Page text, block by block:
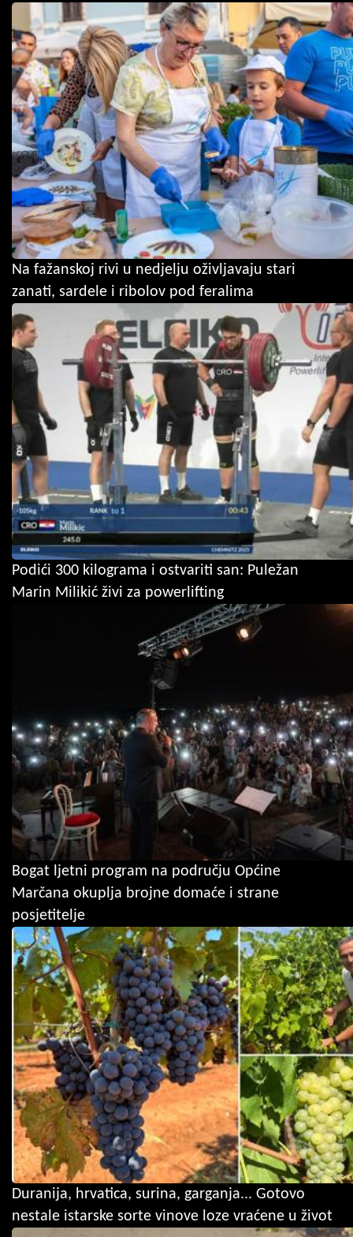
Na fažanskoj rivi u nedjelju oživljavaju stari
zanati, sardele i ribolov pod feralima
Podići 300 kilograma i ostvariti san: Puležan
Marin Milikić živi za powerlifting
Bogat ljetni program na području Općine
Marčana okuplja brojne domaće i strane
posjetitelje
Duranija, hrvatica, surina, garganja... Gotovo
nestale istarske sorte vinove loze vraćene u život